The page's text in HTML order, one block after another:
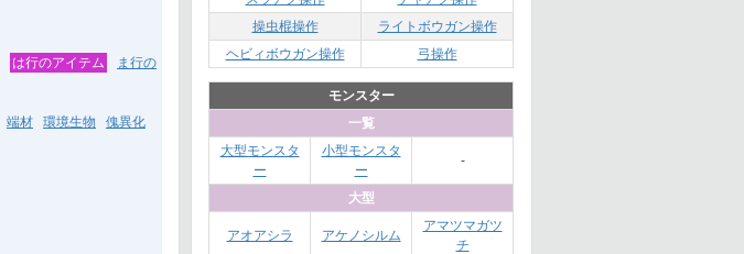
は行のアイテム
ま行の
端材 環境生物
傀異化
操虫棍操作
ライトボウガン操作
ヘビィボウガン操作
弓操作
モンスター
一覧
大型モンスタ
ー
小型モンスタ
ー
-
大型
アオアシラ アケノシルム
アマツマガツ
チ